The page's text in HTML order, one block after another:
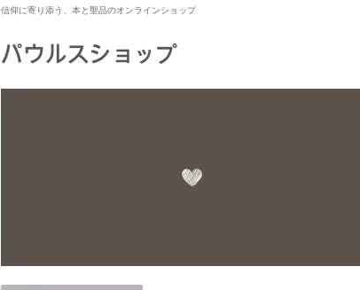
信仰に寄り添う、本と聖品のオンラインショップ